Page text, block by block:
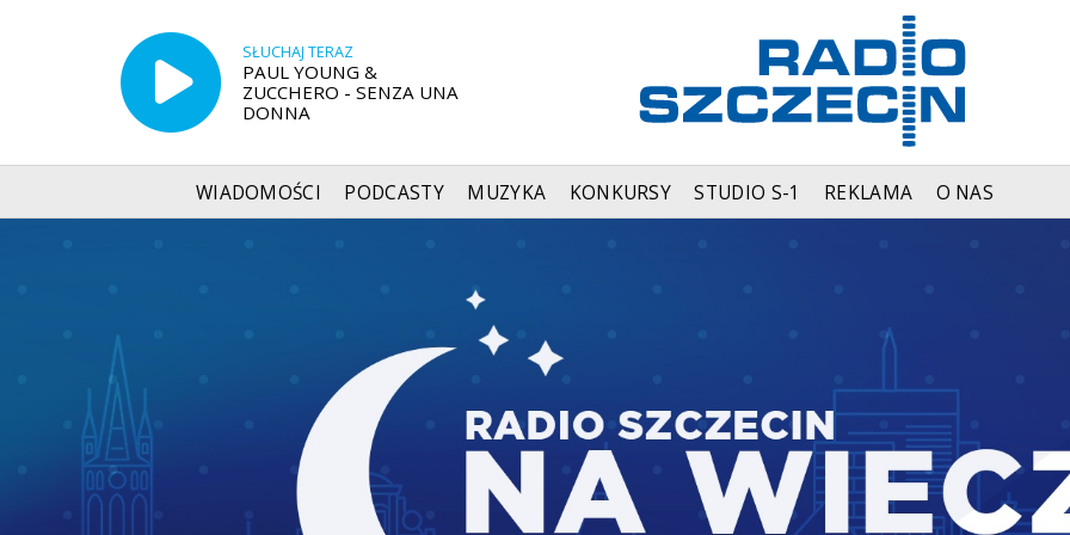
SŁUCHAJ TERAZ
PAUL YOUNG &
ZUCCHERO - SENZA UNA
DONNA
WIADOMOŚCI PODCASTY MUZYKA KONKURSY STUDIO S-1 REKLAMA O NAS